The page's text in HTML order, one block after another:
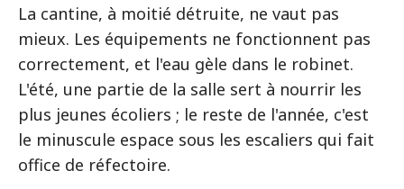
La cantine, à moitié détruite, ne vaut pas
mieux. Les équipements ne fonctionnent pas
correctement, et l'eau gèle dans le robinet.
L'été, une partie de la salle sert à nourrir les
plus jeunes écoliers ; le reste de l'année, c'est
le minuscule espace sous les escaliers qui fait
office de réfectoire.